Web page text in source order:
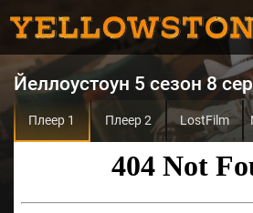
Йеллоустоун 5 сезон 8
Плеер 1 Плеер 2 LostFilm